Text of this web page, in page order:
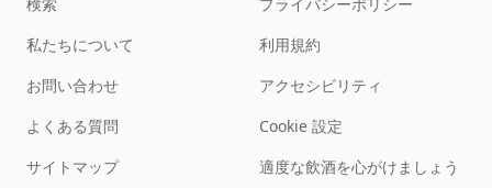
私たちについて
お問い合わせ
よくある質問
サイトマップ
利用規約
アクセシビリティ
Cookie 設定
適度な飲酒を心がけましょう